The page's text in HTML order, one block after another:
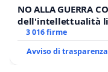
NO ALLA GUERRA
dell'intellettualità
3 016 firme
Avviso di trasparenza